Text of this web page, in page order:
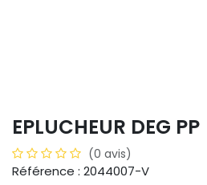
EPLUCHEUR DEG PP
(0 avis)
Référence : 2044007-V